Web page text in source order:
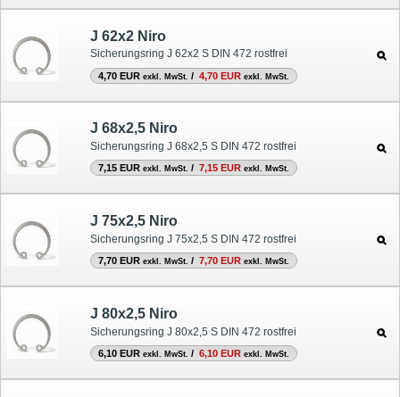
J 62x2 Niro
Sicherungsring J 62x2 S DIN 472 rostfrei
4,70 EUR exkl. MwSt. / 4,70 EUR exkl. MwSt.
J 68x2,5 Niro
Sicherungsring J 68x2,5 S DIN 472 rostfrei
7,15 EUR exkl. MwSt. / 7,15 EUR exkl. MwSt.
J 75x2,5 Niro
Sicherungsring J 75x2,5 S DIN 472 rostfrei
7,70 EUR exkl. MwSt. / 7,70 EUR exkl. MwSt.
J 80x2,5 Niro
Sicherungsring J 80x2,5 S DIN 472 rostfrei
6,10 EUR exkl. MwSt. / 6,10 EUR exkl. MwSt.